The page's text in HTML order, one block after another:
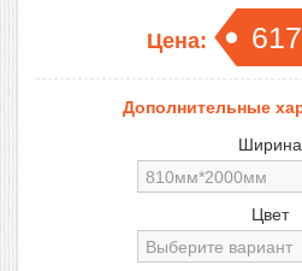
Цена:
Дополнительные
Ширина
Цвет